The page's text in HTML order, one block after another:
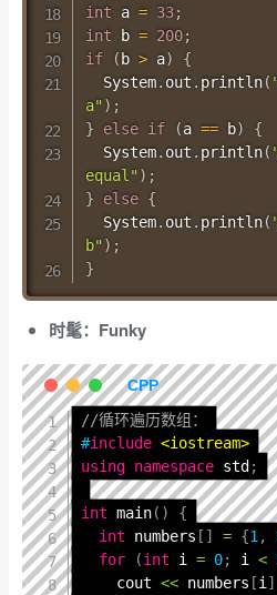
int a = 33;
int b = 200;
if
(b > a)
{
System. out . println(
a") ;
}
else if (a == b)
{
System. out . println(
equal") ;
}
else {
System. out . println(
b") ;
}
时髦：Funky
//循环遍历数组：
#include <iostream>
using namespace std ;
int main( )
{
int numbers [ ] = {1 ,
for
(int i = 0; i <
    cout
<< numbers [i ]